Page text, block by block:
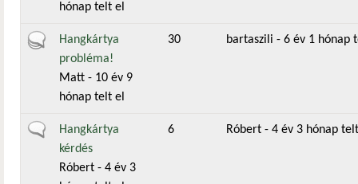
hónap telt el
Aktív témaHangkártya
probléma!
Matt - 10 év 9
hónap telt el
30 bartaszili - 6 év 1 hónap
Általános téma
Hangkártya
kérdés
Róbert - 4 év 3
6 Róbert - 4 év 3 hónap